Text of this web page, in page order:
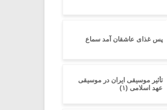
پس غذای عاشقان آمد سماع
تأثیر موسیقی ایران در موسیقی
عهد اسلامی (۱)